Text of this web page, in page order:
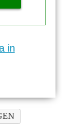
in